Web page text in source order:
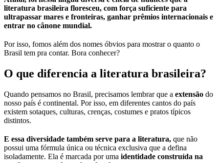
literatura brasileira floresceu, com força suficiente para
ultrapassar mares e fronteiras, ganhar prêmios internacionais e
entrar no cânone mundial.
Por isso, fomos além dos nomes óbvios para mostrar o quanto o
Brasil tem pra contar. Bora conhecer?
O que diferencia a literatura brasileira?
Quando pensamos no Brasil, precisamos lembrar que a extensão do
nosso país é continental. Por isso, em diferentes cantos do país
existem sotaques, culturas, crenças, costumes e pratos típicos
distintos.
E essa diversidade também serve para a literatura, que não
possui uma fórmula única ou técnica exclusiva que a defina
isoladamente. Ela é marcada por uma identidade construída na